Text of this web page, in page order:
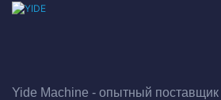
Yide Machine - опытный поставщик